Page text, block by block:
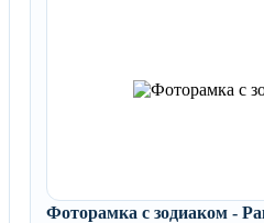
Фоторамка с зодиаком -